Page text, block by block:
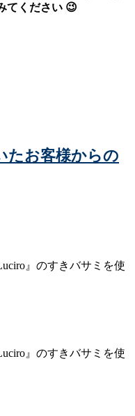
てください 😉
たお客様からの